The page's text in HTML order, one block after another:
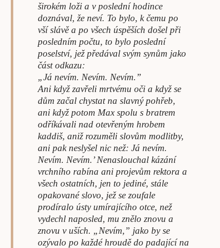
širokém loži a v poslední hodince
doznával, že neví. To bylo, k čemu po
vší slávě a po všech úspěších došel při
posledním počtu, to bylo poslední
poselství, jež předával svým synům jako
část odkazu:
„Já nevím. Nevím. Nevím.”
Ani když zavřeli mrtvému oči a když se
dům začal chystat na slavný pohřeb,
ani když potom Max spolu s bratrem
odříkávali nad otevřeným hrobem
kaddiš, aniž rozuměli slovům modlitby,
ani pak neslyšel nic než: Já nevím.
Nevím. Nevím.’ Nenaslouchal kázání
vrchního rabína ani projevům rektora a
všech ostatních, jen to jediné, stále
opakované slovo, jež se zoufale
prodíralo ústy umírajícího otce, než
vydechl naposled, mu znělo znovu a
znovu v uších. „Nevím,” jako by se
ozývalo po každé hroudě do padající na